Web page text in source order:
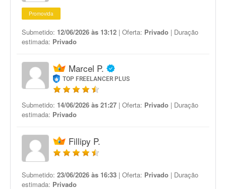
Promovida
Submetido: 12/06/2026 às 13:12 | Oferta: Privado | Duração
estimada: Privado
Marcel P.
TOP FREELANCER PLUS
Submetido: 14/06/2026 às 21:27 | Oferta: Privado | Duração
estimada: Privado
Fillipy P.
Submetido: 23/06/2026 às 16:33 | Oferta: Privado | Duração
estimada: Privado